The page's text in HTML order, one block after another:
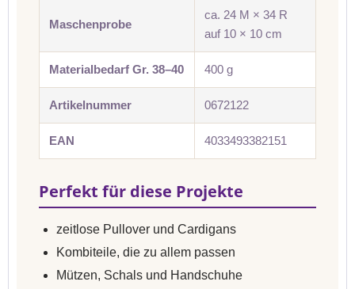
Maschenprobe
ca. 24 M × 34 R
auf 10 × 10 cm
Materialbedarf Gr. 38–40 400 g
Artikelnummer 0672122
EAN 4033493382151
Perfekt für diese Projekte
zeitlose Pullover und Cardigans
Kombiteile, die zu allem passen
Mützen, Schals und Handschuhe